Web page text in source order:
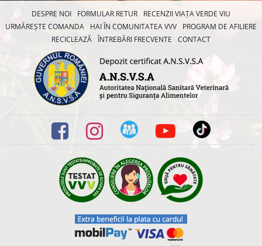
DESPRE NOI FORMULAR RETUR
RECENZII VIAȚA VERDE VIU
URMĂREȘTE COMANDA
HAI ÎN COMUNITATEA VVV
PROGRAM DE AFILIERE
RECICLEAZĂ ÎNTREBĂRI FRECVENTE CONTACT